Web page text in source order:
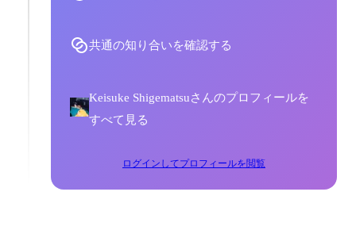
共通の知り合いを確認する
Keisuke Shigematsuさんのプロフィールを
すべて見る
ログインしてプロフィールを閲覧